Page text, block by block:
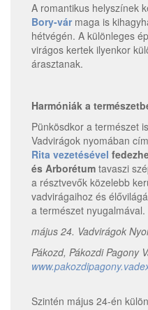
A romantikus helyszínek
Bory-vármaga is
hétvégén. A különleges
virágos kertek ilyenkor
árasztanak.
Harmóniák a
Pünkösdkor a természet
Vadvirágok nyomában
Rita vezetésével
és Arborétum tavaszi
a résztvevők közelebb
vadvirágaihoz és
a természet nyugalmával.
május 24. Vadvirágok
Pákozd, Pákozdi Pagony
Szintén május 24-én